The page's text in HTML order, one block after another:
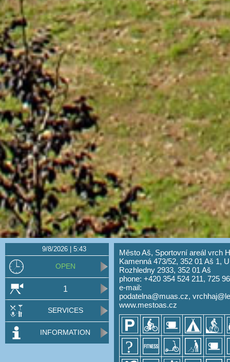
Město Aš, Sportovní areál vrch
Kamenná 473/52, 352 01 Aš 1, U
Rozhledny 2933, 352 01 Aš
phone: +420 354 524 211, 725
e-mail:
podatelna@muas.cz,
www.mestoas.cz
9/8/2026 | 5:43
OPEN
1
SERVICES
INFORMATION